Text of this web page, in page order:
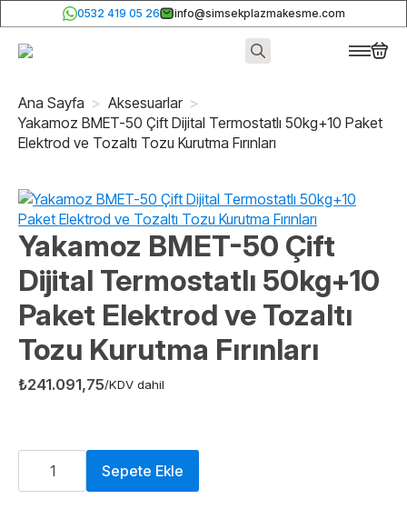
0532 419 05 26 info@simsekplazmakesme.com
Ana Sayfa
Aksesuarlar
Yakamoz BMET-50 Çift Dijital Termostatlı 50kg+10 Paket
Elektrod ve Tozaltı Tozu Kurutma Fırınları
Yakamoz BMET-50 Çift
Dijital Termostatlı 50kg+10
Paket Elektrod ve Tozaltı
Tozu Kurutma Fırınları
₺241.091,75/KDV dahil
Yakamoz
BMET-
50
Sepete Ekle